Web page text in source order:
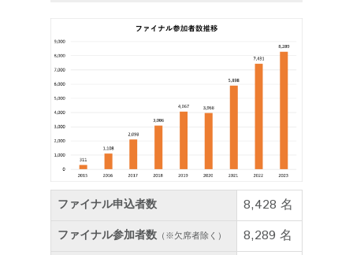
ファイナル申込者数 8,428 名
ファイナル参加者数 （※欠席者除く） 8,289 名